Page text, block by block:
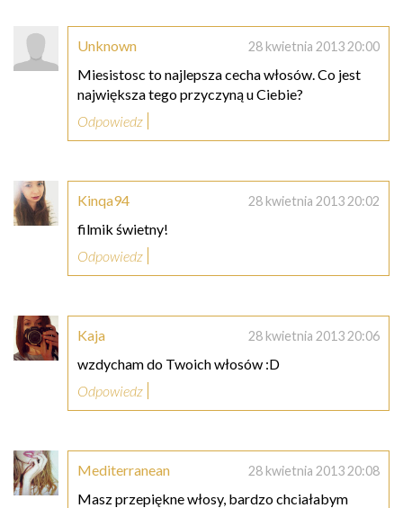
Unknown 28 kwietnia 2013 20:00
Miesistosc to najlepsza cecha włosów. Co jest
największa tego przyczyną u Ciebie?
Odpowiedz
Kinqa94 28 kwietnia 2013 20:02
filmik świetny!
Odpowiedz
Kaja 28 kwietnia 2013 20:06
wzdycham do Twoich włosów :D
Odpowiedz
Mediterranean 28 kwietnia 2013 20:08
Masz przepiękne włosy, bardzo chciałabym